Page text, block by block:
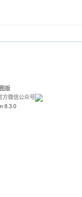
版
方微信公众号
8.3.0